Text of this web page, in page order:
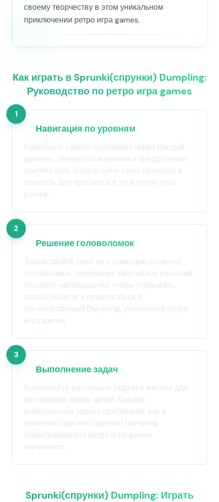
своему творчеству в этом уникальном
приключении ретро игра games.
Как играть в Sprunki(спрунки) Dumpling:
Руководство по ретро игра games
1
Навигация по уровням
Проведите своего персонажа через каждый
уровень, решая головоломки и преодолевая
препятствия. Используйте свою смекалку и
ловкость для прогресса в этой ретро игра
games.
2
Решение головоломок
Задействуйте свой ум с помощью сложных
головоломок, требующих творческих решений.
Мыслите нестандартно, чтобы открывать
новые области и продвигаться в
Sprunki(спрунки) Dumpling, уникальной ретро
игра games.
3
Выполнение задач
Выполняйте различные задачи и миссии для
достижения своих целей. Каждая
выполненная задача приближает вас к
освоению Sprunki(спрунки) Dumpling,
захватывающего ретро игра games
experience.
Sprunki(спрунки) Dumpling: Играть